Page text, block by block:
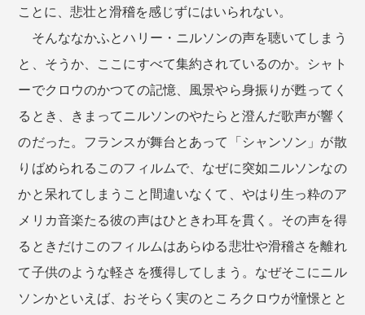
ことに、悲壮と滑稽を感じずにはいられない。
そんななかふとハリー・ニルソンの声を聴いてしまう
と、そうか、ここにすべて集約されているのか。シャト
ーでクロウのかつての記憶、風景やら身振りが甦ってく
るとき、きまってニルソンのやたらと澄んだ歌声が響く
のだった。フランスが舞台とあって「シャンソン」が散
りばめられるこのフィルムで、なぜに突如ニルソンなの
かと呆れてしまうこと間違いなくて、やはり生っ粋のア
メリカ音楽たる彼の声はひときわ耳を貫く。その声を得
るときだけこのフィルムはあらゆる悲壮や滑稽さを離れ
て子供のような軽さを獲得してしまう。なぜそこにニル
ソンかといえば、おそらく実のところクロウが憧憬とと